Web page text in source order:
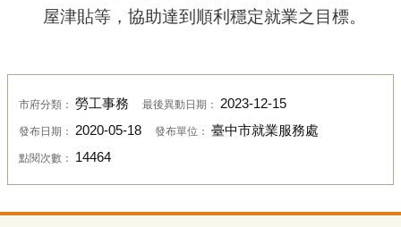
屋津貼等，協助達到順利穩定就業之目標。
市府分類： 勞工事務 最後異動日期： 2023-12-15
發布日期： 2020-05-18 發布單位： 臺中市就業服務處
點閱次數： 14464